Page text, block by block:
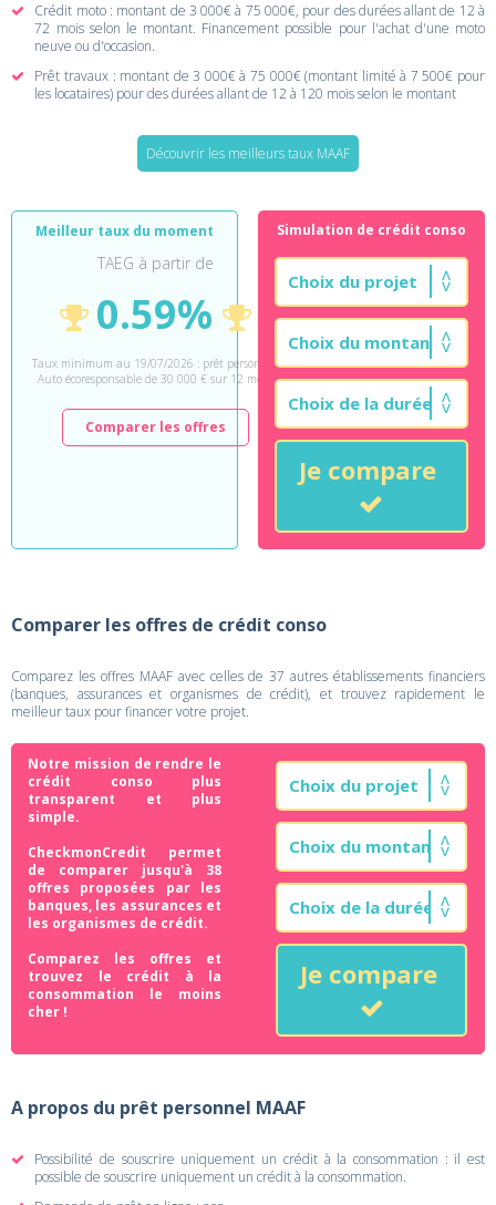
Crédit moto : montant de 3 000€ à 75 000€, pour des durées allant de 12 à
72 mois selon le montant. Financement possible pour l'achat d'une moto
neuve ou d'occasion.
Prêt travaux : montant de 3 000€ à 75 000€ (montant limité à 7 500€ pour
les locataires) pour des durées allant de 12 à 120 mois selon le montant
Découvrir les meilleurs taux MAAF
Meilleur taux du moment
TAEG à partir de
0.59%
Taux minimum au 19/07/2026 : prêt personnel
Auto écoresponsable de 30 000 € sur 12 mois.
Comparer les offres
Simulation de crédit conso
Je compare
Comparer les offres de crédit conso
Comparez les offres MAAF avec celles de 37 autres établissements financiers
(banques, assurances et organismes de crédit), et trouvez rapidement le
meilleur taux pour financer votre projet.
Notre mission de rendre le
crédit conso plus
transparent et plus
simple.
CheckmonCredit permet
de comparer jusqu'à 38
offres proposées par les
banques, les assurances et
les organismes de crédit.
Comparez les offres et
trouvez le crédit à la
consommation le moins
cher !
Je compare
A propos du prêt personnel MAAF
Possibilité de souscrire uniquement un crédit à la consommation : il est
possible de souscrire uniquement un crédit à la consommation.